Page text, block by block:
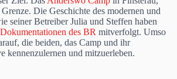
Die Geschichte des modernen und
seiner Betreiber Julia und Steffen haben
Dokumentationen des BR mitverfolgt. Umso
die beiden, das Camp und ihr
kennenzulernen und mitzuerleben.